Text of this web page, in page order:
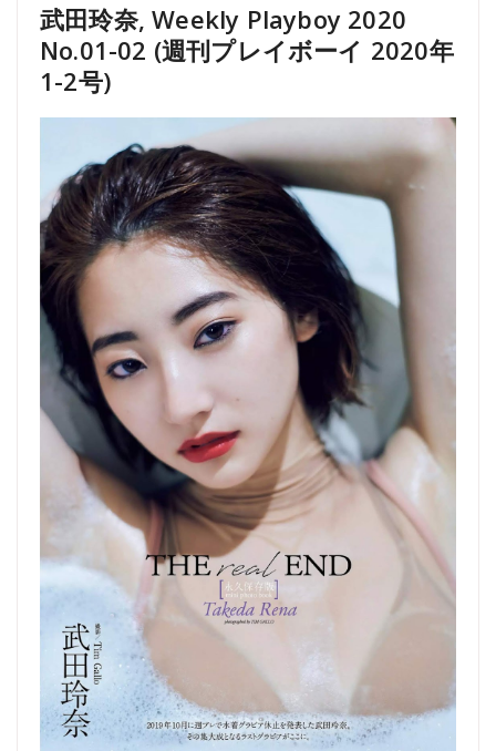
武田玲奈, Weekly Playboy 2020
No.01-02 (週刊プレイボーイ 2020年
1-2号)